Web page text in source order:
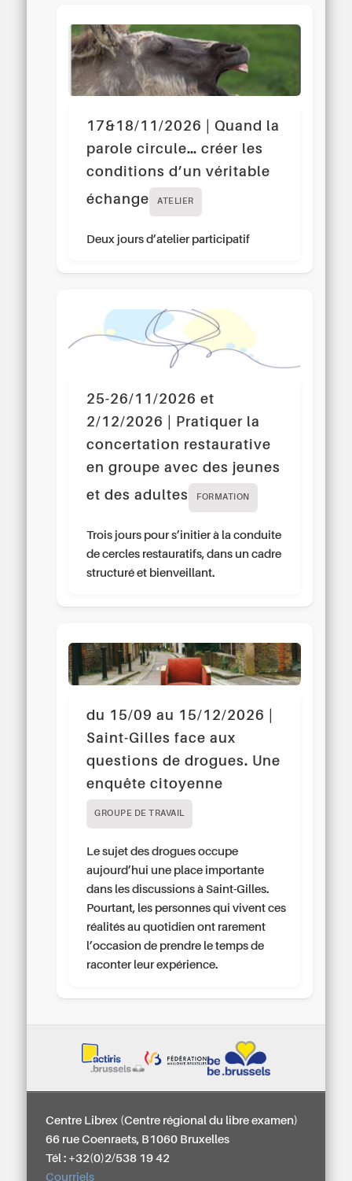
17&18/11/2026 | Quand la
parole circule… créer les
conditions d’un véritable
échange
ATELIER
Deux jours d’atelier participatif
25-26/11/2026 et
2/12/2026 | Pratiquer la
concertation restaurative
en groupe avec des jeunes
et des adultes
FORMATION
Trois jours pour s’initier à la conduite
de cercles restauratifs, dans un cadre
structuré et bienveillant.
du 15/09 au 15/12/2026 |
Saint-Gilles face aux
questions de drogues. Une
enquête citoyenne
GROUPE DE TRAVAIL
Le sujet des drogues occupe
aujourd’hui une place importante
dans les discussions à Saint-Gilles.
Pourtant, les personnes qui vivent ces
réalités au quotidien ont rarement
l’occasion de prendre le temps de
raconter leur expérience.
Centre Librex (Centre régional du libre examen)
66 rue Coenraets, B1060 Bruxelles
Tél : +32(0)2/538 19 42
Courriels